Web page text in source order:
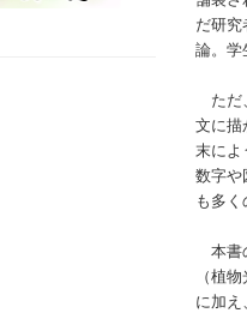
だ研究
論。学
ただ
文に描
末によ
数字や
も多く
本書
（植
に加え